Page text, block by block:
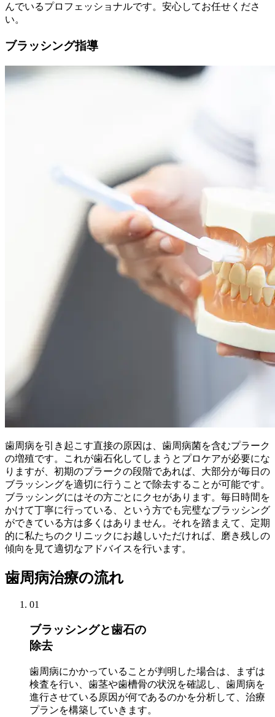
んでいるプロフェッショナルです。安心してお任せくださ
い。
ブラッシング指導
歯周病を引き起こす直接の原因は、歯周病菌を含むプラーク
の増殖です。これが歯石化してしまうとプロケアが必要にな
りますが、初期のプラークの段階であれば、大部分が毎日の
ブラッシングを適切に行うことで除去することが可能です。
ブラッシングにはその方ごとにクセがあります。毎日時間を
かけて丁寧に行っている、という方でも完璧なブラッシング
ができている方は多くはありません。それを踏まえて、定期
的に私たちのクリニックにお越しいただければ、磨き残しの
傾向を見て適切なアドバイスを行います。
歯周病治療の流れ
01
ブラッシングと歯石の
除去
歯周病にかかっていることが判明した場合は、まずは
検査を行い、歯茎や歯槽骨の状況を確認し、歯周病を
進行させている原因が何であるのかを分析して、治療
プランを構築していきます。